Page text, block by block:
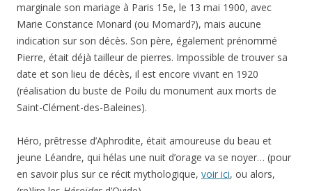
marginale son mariage à Paris 15e, le 13 mai 1900, avec
Marie Constance Monard (ou Momard?), mais aucune
indication sur son décès. Son père, également prénommé
Pierre, était déjà tailleur de pierres. Impossible de trouver sa
date et son lieu de décès, il est encore vivant en 1920
(réalisation du buste de Poilu du monument aux morts de
Saint-Clément-des-Baleines).
Héro, prêtresse d’Aphrodite, était amoureuse du beau et
jeune Léandre, qui hélas une nuit d’orage va se noyer… (pour
en savoir plus sur ce récit mythologique, voir ici, ou alors,